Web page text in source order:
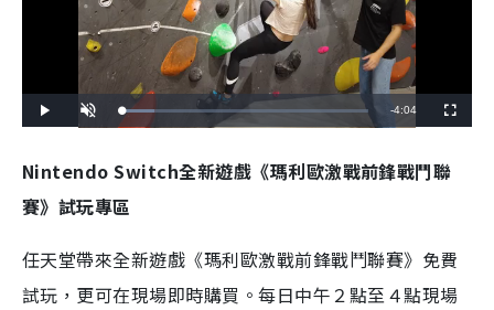
Play Unmute Loaded:
13.28%
Remaining
-4:04 Fullscreen
Nintendo Switch全新遊戲《瑪利歐激戰前鋒戰鬥聯
賽》試玩專區
任天堂帶來全新遊戲《瑪利歐激戰前鋒戰鬥聯賽》免費
試玩，更可在現場即時購買。每日中午２點至４點現場